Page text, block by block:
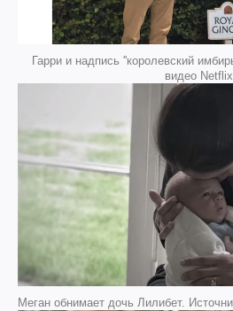
Гарри и надпись ''королевский
видео Netflix
Меган обнимает дочь Лилибет.